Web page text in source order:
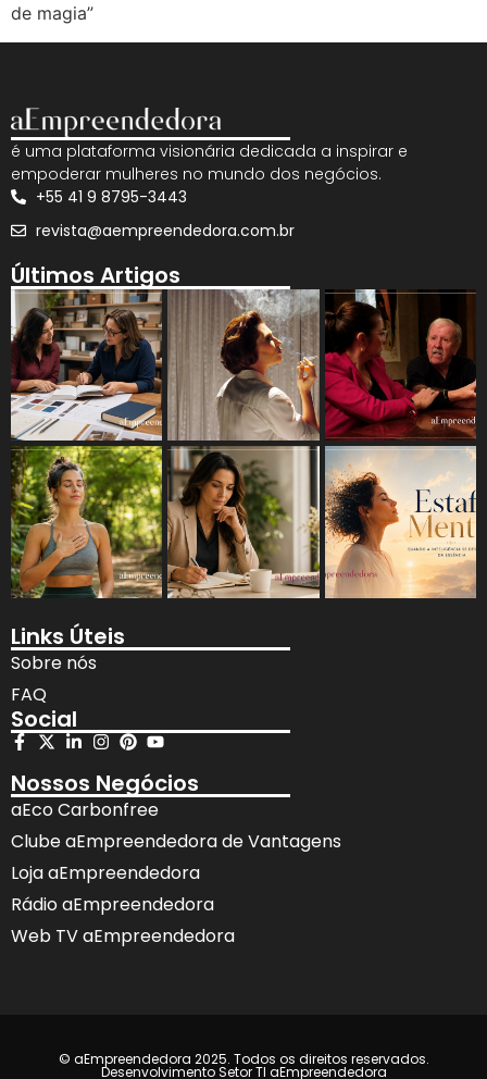
de magia”
é uma plataforma visionária dedicada a inspirar e
empoderar mulheres no mundo dos negócios.
+55 41 9 8795-3443
revista@aempreendedora.com.br
Últimos Artigos
Links Úteis
Sobre nós
FAQ
Social
Nossos Negócios
aEco Carbonfree
Clube aEmpreendedora de Vantagens
Loja aEmpreendedora
Rádio aEmpreendedora
Web TV aEmpreendedora
© aEmpreendedora 2025. Todos os direitos reservados.
Desenvolvimento Setor TI aEmpreendedora